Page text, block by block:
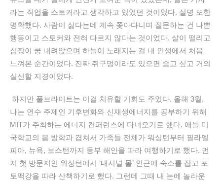
라는 직업을 스토커라고 생각하고 있었던 것이었다. 설명 또한
명확했다. 사람이 싫다는데 계속 쫓아다니며 질문하는 건 나쁜
행동이고 스토커와 전혀 다르지 않다는 것이었다. 살이 떨리고
심장이 쿵 내려앉으며 하늘이 노래지는 걸 내 인생에서 처음
느껴본 순간이었다. 진짜 쥐구멍이라도 있으면 숨고 싶고 거의
실신할 지경이었다.
하지만 풀브라이트는 이걸 치유할 기회도 주었다. 올해 3월,
나는 연수 주제인 기후변화와 신재생에너지를 공부하기 위해
MIT가 주최하는 에너지 컨퍼런스에 다녀오기로 했다. 애들 미
국학교의 봄 방학과 겹쳐서 가족들 전체가 워싱턴부터 필라델
피아, 뉴욕, 보스턴까지 동부 해안을 따라 여행하기로 했다. 먼
저 첫 방문지인 워싱턴에서 ‘내셔널 몰’ 인근에 숙소를 잡고 포
토맥강을 따라 산책하기로 했다. 그런데 그때 내 눈에 놀라운